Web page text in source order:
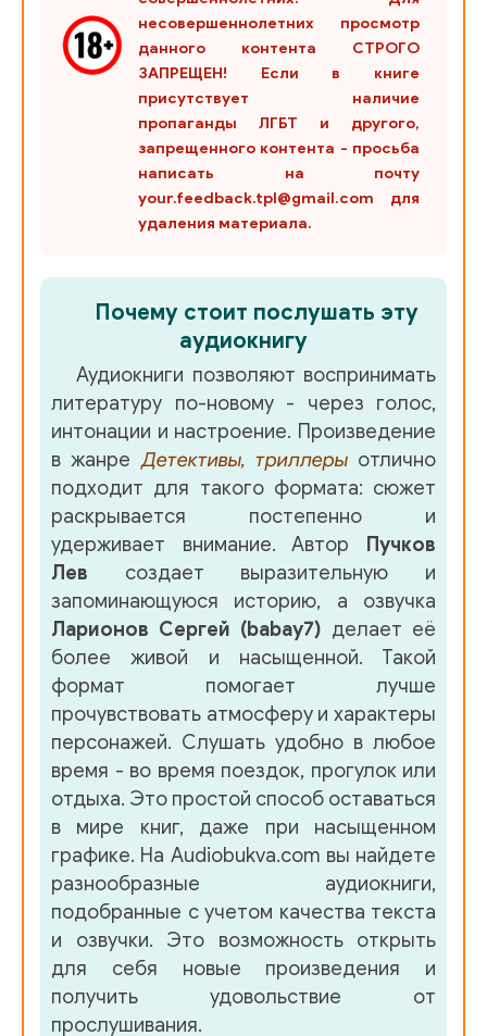
029
037
038
039
040
041
043
045
047
049
050
051
несовершеннолетних просмотр
данного контента СТРОГО
ЗАПРЕЩЕН! Если в книге
присутствует наличие
пропаганды ЛГБТ и другого,
запрещенного контента - просьба
написать на почту
your.feedback.tpl@gmail.com для
удаления материала.
Почему стоит послушать эту
аудиокнигу
Аудиокниги позволяют воспринимать
литературу по-новому - через голос,
интонации и настроение. Произведение
в жанреДетективы, триллерыотлично
подходит для такого формата: сюжет
раскрывается постепенно и
удерживает внимание. Автор Пучков
Лев создает выразительную и
запоминающуюся историю, а озвучка
Ларионов Сергей (babay7) делает её
более живой и насыщенной. Такой
формат помогает лучше
прочувствовать атмосферу и характеры
персонажей. Слушать удобно в любое
время - во время поездок, прогулок или
отдыха. Это простой способ оставаться
в мире книг, даже при насыщенном
графике. На Audiobukva.com вы найдете
разнообразные аудиокниги,
подобранные с учетом качества текста
и озвучки. Это возможность открыть
для себя новые произведения и
получить удовольствие от
прослушивания.